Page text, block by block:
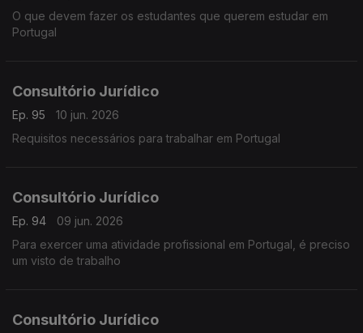
O que devem fazer os estudantes que querem estudar em
Portugal
Consultório Jurídico
Ep. 95
10 jun. 2026
Requisitos necessários para trabalhar em Portugal
Consultório Jurídico
Ep. 94
09 jun. 2026
Para exercer uma atividade profissional em Portugal, é preciso
um visto de trabalho
Consultório Jurídico